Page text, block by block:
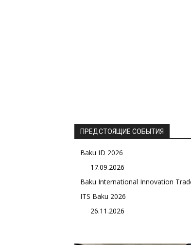
ПРЕДСТОЯЩИЕ СОБЫТИЯ
Baku ID 2026
17.09.2026
Baku International Innovation
ITS Baku 2026
26.11.2026